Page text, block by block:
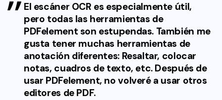
El escáner OCR es especialmente útil,
pero todas las herramientas de
PDFelement son estupendas. También me
gusta tener muchas herramientas de
anotación diferentes: Resaltar, colocar
notas, cuadros de texto, etc. Después de
usar PDFelement, no volveré a usar otros
editores de PDF.